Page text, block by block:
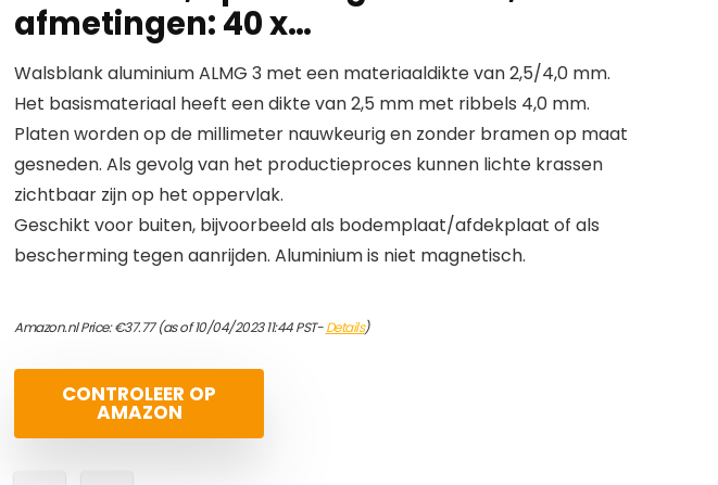
afmetingen: 40 x…
Walsblank aluminium ALMG 3 met een materiaaldikte van 2,5/4,0 mm.
Het basismateriaal heeft een dikte van 2,5 mm met ribbels 4,0 mm.
Platen worden op de millimeter nauwkeurig en zonder bramen op maat
gesneden. Als gevolg van het productieproces kunnen lichte krassen
zichtbaar zijn op het oppervlak.
Geschikt voor buiten, bijvoorbeeld als bodemplaat/afdekplaat of als
bescherming tegen aanrijden. Aluminium is niet magnetisch.
Amazon.nl Price:€37.77(as of 10/04/2023 11:44 PST-Details)
CONTROLEER OP
AMAZON